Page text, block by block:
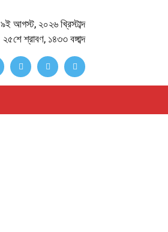
৯ই আগস্ট, ২০২৬ খ্রিস্টাব্দ
২৫শে শ্রাবণ, ১৪৩৩ বঙ্গাব্দ